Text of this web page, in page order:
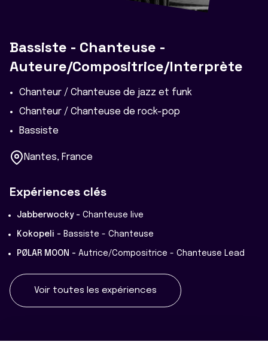
Bassiste - Chanteuse -
Auteure/Compositrice/Interprète
Chanteur / Chanteuse de jazz et funk
Chanteur / Chanteuse de rock-pop
Bassiste
Nantes, France
Expériences clés
Jabberwocky - Chanteuse live
Kokopeli - Bassiste - Chanteuse
PØLAR MOON - Autrice/Compositrice - Chanteuse Lead
Voir toutes les expériences